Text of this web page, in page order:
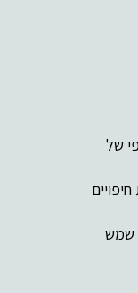
של
שמש